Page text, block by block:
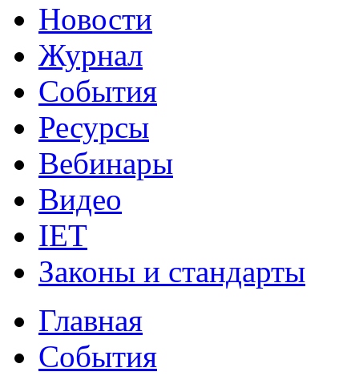
Новости
Журнал
События
Ресурсы
Вебинары
Видео
IET
Законы и стандарты
Главная
События